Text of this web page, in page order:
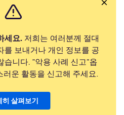
세요. 저희는 여러분께 절대
를 보내거나 개인 정보를 공
습니다. "악용 사례 신고"옵
러운 활동을 신고해 주세요.
히 살펴보기